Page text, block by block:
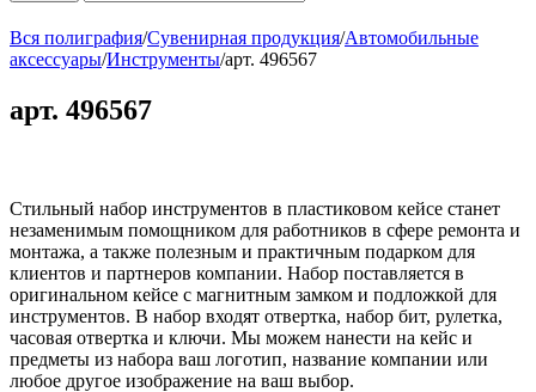
Вся полиграфия/Сувенирная продукция/Автомобильные
аксессуары/Инструменты/арт. 496567
арт. 496567
Стильный набор инструментов в пластиковом кейсе станет
незаменимым помощником для работников в сфере ремонта и
монтажа, а также полезным и практичным подарком для
клиентов и партнеров компании. Набор поставляется в
оригинальном кейсе с магнитным замком и подложкой для
инструментов. В набор входят отвертка, набор бит, рулетка,
часовая отвертка и ключи. Мы можем нанести на кейс и
предметы из набора ваш логотип, название компании или
любое другое изображение на ваш выбор.